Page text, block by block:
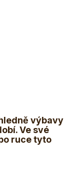
výbavy
Ve své
ruce tyto